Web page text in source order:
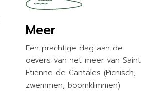
Meer
Een prachtige dag aan de
oevers van het meer van Saint
Etienne de Cantales (Picnisch,
zwemmen, boomklimmen)